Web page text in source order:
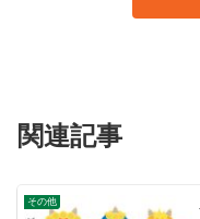
関連記事
その他